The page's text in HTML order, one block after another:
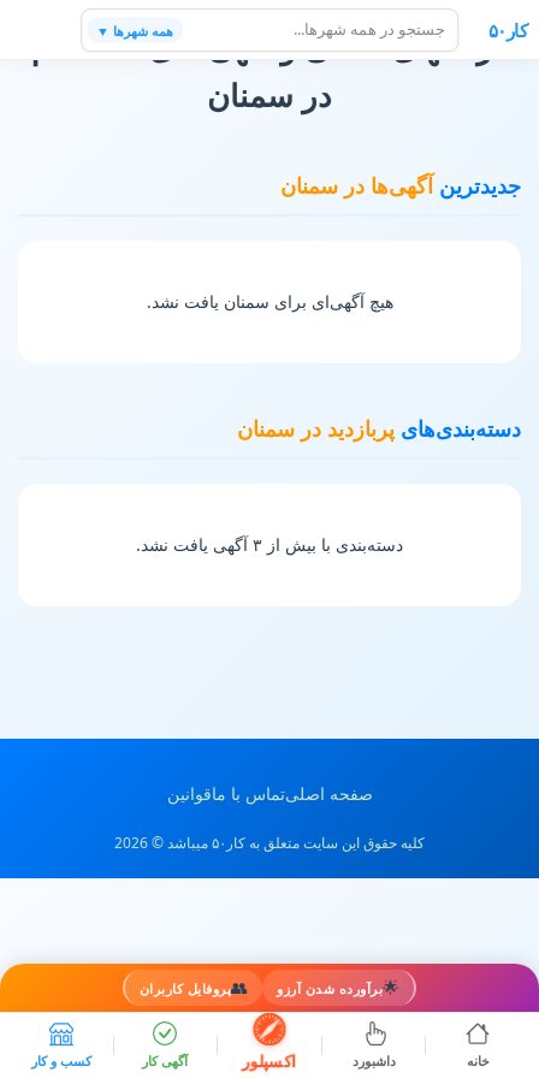
کار۵۰ همه شهرها ▼
🌟برآورده شدن آرزو 👥پروفایل کاربران
خانه داشبورد اکسپلور آگهی کار کسب و کار
فرصتهای شغلی و آگهی های استخدام
در سمنان
جدیدترینآگهی‌ها در سمنان
هیچ آگهی‌ای برای سمنان یافت نشد.
دسته‌بندی‌های پربازدید در سمنان
دسته‌بندی با بیش از ۳ آگهی یافت نشد.
صفحه اصلیتماس با ماقوانین
کلیه حقوق این سایت متعلق به کار۵۰ میباشد © 2026